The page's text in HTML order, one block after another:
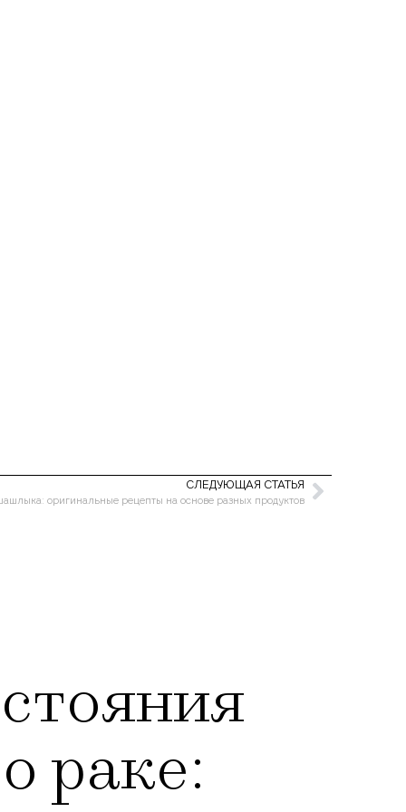
СЛЕДУЮЩАЯ СТАТЬЯ
оригинальные рецепты на основе разных продуктов
раке: